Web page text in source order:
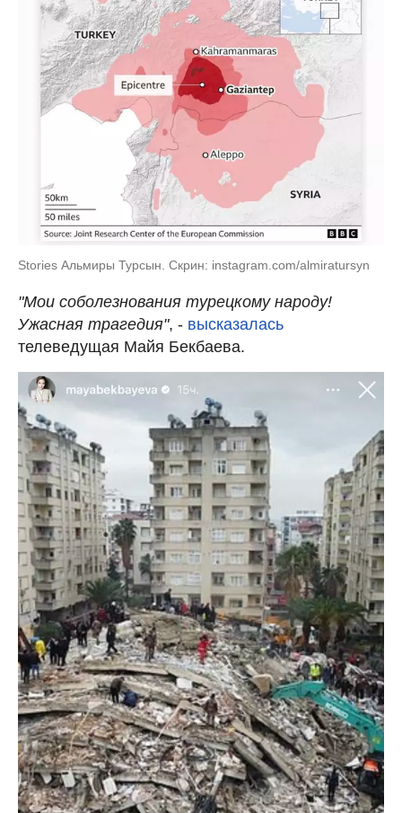
Stories Альмиры Турсын. Скрин: instagram.com/almiratursyn
"Мои соболезнования турецкому народу!
Ужасная трагедия", - высказалась
телеведущая Майя Бекбаева.